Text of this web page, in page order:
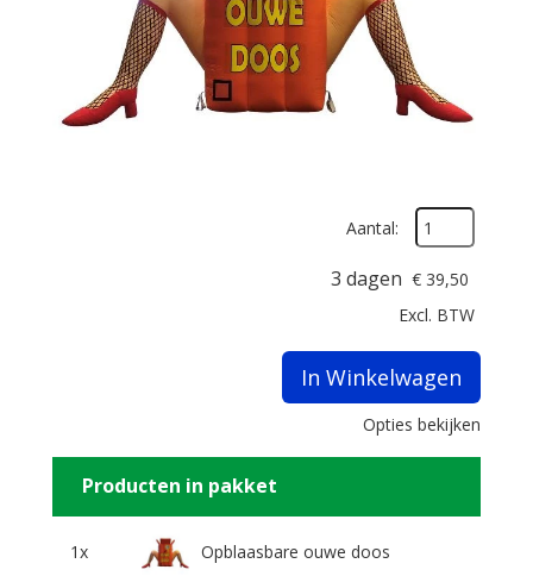
Aantal:
3 dagen € 39,50
Excl. BTW
In Winkelwagen
Opties bekijken
Producten in pakket
1x Opblaasbare ouwe doos